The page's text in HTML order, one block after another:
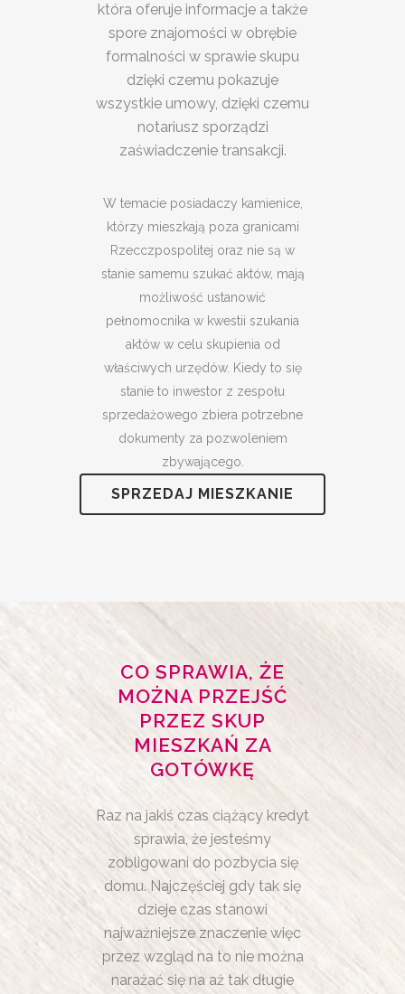
która oferuje informacje a także
spore znajomości w obrębie
formalności w sprawie skupu
dzięki czemu pokazuje
wszystkie umowy, dzięki czemu
notariusz sporządzi
zaświadczenie transakcji.
W temacie posiadaczy kamienice,
którzy mieszkają poza granicami
Rzecczpospolitej oraz nie są w
stanie samemu szukać aktów, mają
możliwość ustanowić
pełnomocnika w kwestii szukania
aktów w celu skupienia od
właściwych urzędów. Kiedy to się
stanie to inwestor z zespołu
sprzedażowego zbiera potrzebne
dokumenty za pozwoleniem
zbywającego.
SPRZEDAJ MIESZKANIE
CO SPRAWIA, ŻE
MOŻNA PRZEJŚĆ
PRZEZ SKUP
MIESZKAŃ ZA
GOTÓWKĘ
Raz na jakiś czas ciążący kredyt
sprawia, że jesteśmy
zobligowani do pozbycia się
domu. Najczęściej gdy tak się
dzieje czas stanowi
najważniejsze znaczenie więc
przez wzgląd na to nie można
narażać się na aż tak długie